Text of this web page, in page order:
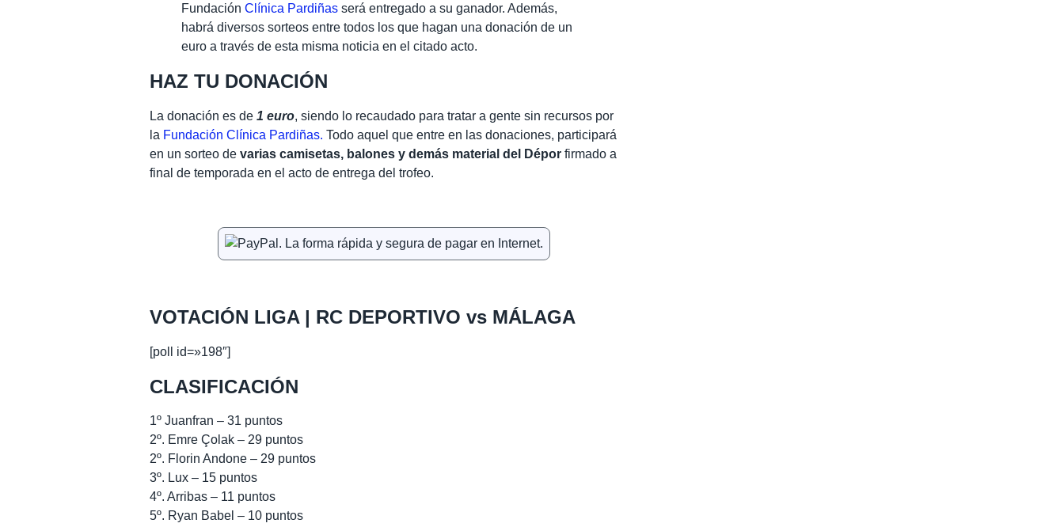
FundaciónClínica Pardiñas será entregado a su ganador. Además,
habrá diversos sorteos entre todos los que hagan una donación de un
euro a través de esta misma noticia en el citado acto.
HAZ TU DONACIÓN
La donación es de1 euro, siendo lo recaudado para tratar a gente sin recursos por
la Fundación Clínica Pardiñas. Todo aquel que entre en las donaciones, participará
en un sorteo de varias camisetas, balones y demás material del Dépor firmado a
final de temporada en el acto de entrega del trofeo.
VOTACIÓN LIGA | RC DEPORTIVO vs MÁLAGA
[poll id=»198″]
CLASIFICACIÓN
1º Juanfran – 31 puntos
2º. Emre Çolak – 29 puntos
2º. Florin Andone – 29 puntos
3º. Lux – 15 puntos
4º. Arribas – 11 puntos
5º. Ryan Babel – 10 puntos